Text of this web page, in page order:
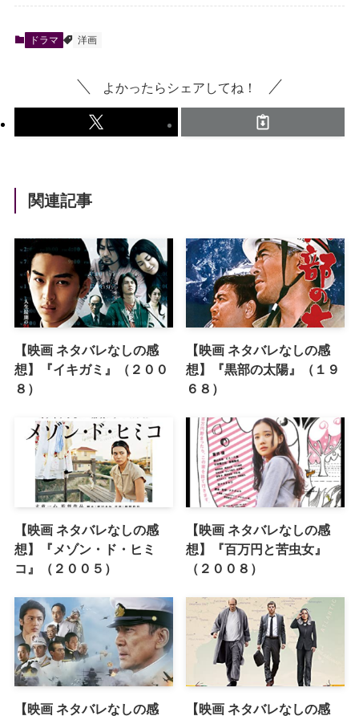
ドラマ 洋画
よかったらシェアしてね！
関連記事
【映画 ネタバレなしの感
想】『イキガミ』（２００
８）
【映画 ネタバレなしの感
想】『黒部の太陽』（１９
６８）
【映画 ネタバレなしの感
想】『メゾン・ド・ヒミ
コ』（２００５）
【映画 ネタバレなしの感
想】『百万円と苦虫女』
（２００８）
【映画 ネタバレなしの感
【映画 ネタバレなしの感